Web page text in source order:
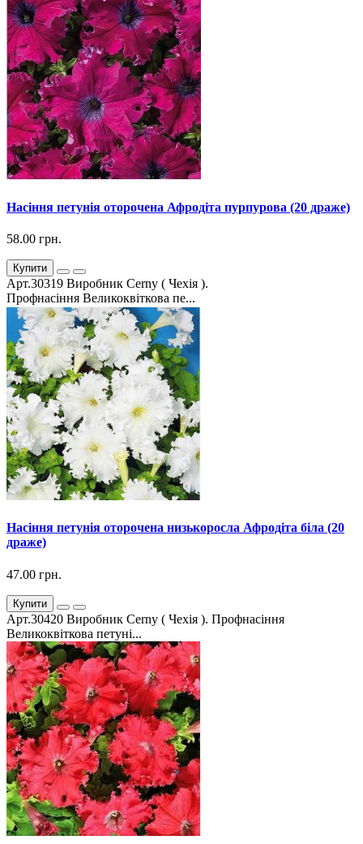
Насіння петунія оторочена Афродіта пурпурова (20 драже)
58.00 грн.
Купити
Арт.30319 Виробник Cerny ( Чехія ).
Профнасіння Великоквіткова пе...
Насіння петунія оторочена низькоросла Афродіта біла (20
драже)
47.00 грн.
Купити
Арт.30420 Виробник Cerny ( Чехія ). Профнасіння
Великоквіткова петуні...